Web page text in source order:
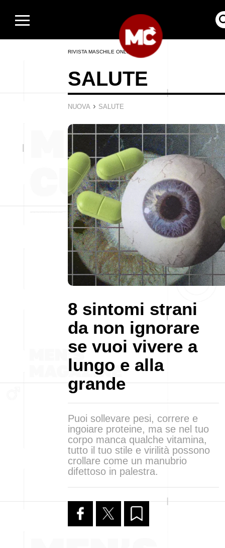
RIVISTA MASCHILE ONLINE
SALUTE
NUOVA › SALUTE
8 sintomi strani
da non ignorare
se vuoi vivere a
lungo e alla
grande
Puoi sollevare pesi, correre e
ingoiare proteine, ma se nel tuo
corpo manca qualche vitamina,
tutto il tuo stile e virilità possono
crollare come un manubrio
difettoso in palestra.